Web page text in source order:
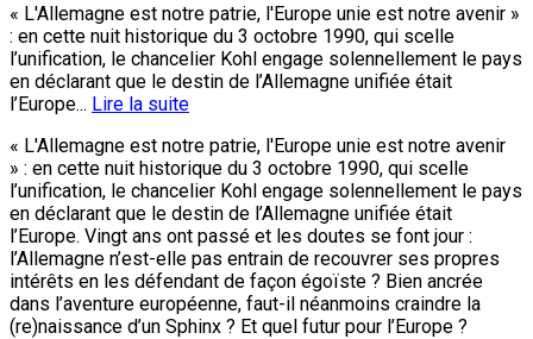
« L'Allemagne est notre patrie, l'Europe unie est notre avenir »
: en cette nuit historique du 3 octobre 1990, qui scelle
l’unification, le chancelier Kohl engage solennellement le pays
en déclarant que le destin de l’Allemagne unifiée était
l’Europe... Lire la suite
« L'Allemagne est notre patrie, l'Europe unie est notre avenir
» : en cette nuit historique du 3 octobre 1990, qui scelle
l’unification, le chancelier Kohl engage solennellement le pays
en déclarant que le destin de l’Allemagne unifiée était
l’Europe. Vingt ans ont passé et les doutes se font jour :
l’Allemagne n’est-elle pas entrain de recouvrer ses propres
intérêts en les défendant de façon égoïste ? Bien ancrée
dans l’aventure européenne, faut-il néanmoins craindre la
(re)naissance d’un Sphinx ? Et quel futur pour l’Europe ?